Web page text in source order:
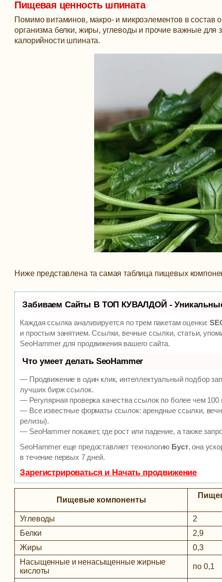
Пищевая ценность шпината
Помимо витаминов, макро- и микроэлементов в состав
организма белки, жиры, углеводы и прочие важные для
калорийности шпината.
Ниже представлена та самая таблица пищевых
Забиваем Сайты В ТОП КУВАЛДОЙ -
Каждая ссылка анализируется по трем пакетам оценки:
и простым занятием. Ссылки, вечные ссылки, статьи,
SeoHammer для продвижения вашего сайта.
Что умеет делать SeoHammer
— Продвижение в один клик, интеллектуальный подбор
лучших бирж ссылок.
— Регулярная проверка качества ссылок по более чем
— Все известные форматы ссылок: арендные ссылки,
релизы).
— SeoHammer покажет, где рост или падение, а также
SeoHammer еще предоставляет технологию Буст, она
в течение первых 7 дней.
Зарегистрироваться и Начать продвижение
Пищевые компоненты
Углеводы
2
Белки
2,9
Жиры
0,3
Насыщенные и ненасыщенные жирные
кислоты
по 0,1